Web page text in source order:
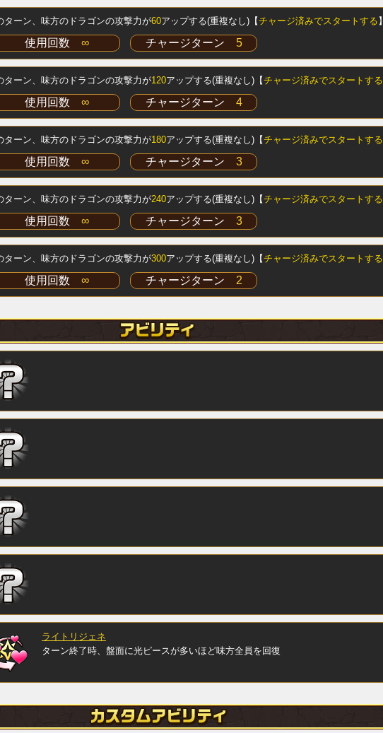
ターン、味方のドラゴンの攻撃力が60アップする(重複なし)【チャージ済みでスタートする 】
使用回数 ∞ チャージターン 5
ターン、味方のドラゴンの攻撃力が120アップする(重複なし)【チャージ済みでスタートする
使用回数 ∞ チャージターン 4
ターン、味方のドラゴンの攻撃力が180アップする(重複なし)【チャージ済みでスタートする
使用回数 ∞ チャージターン 3
ターン、味方のドラゴンの攻撃力が240アップする(重複なし)【チャージ済みでスタートする
使用回数 ∞ チャージターン 3
ターン、味方のドラゴンの攻撃力が300アップする(重複なし)【チャージ済みでスタートする
使用回数 ∞ チャージターン 2
ライトリジェネ
ターン終了時、盤面に光ピースが多いほど味方全員を回復